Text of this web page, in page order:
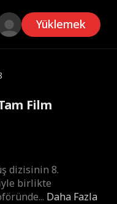
Yüklemek
Film
Daha Fazla
dizisinin 8.
birlikte
...